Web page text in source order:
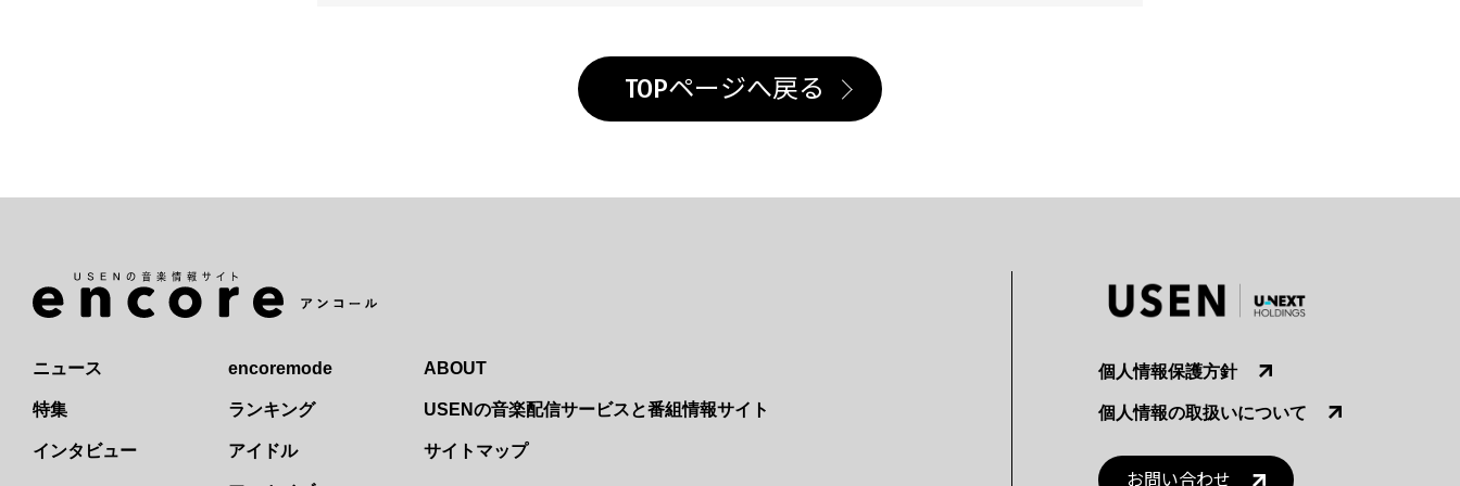
TOPページへ戻る
ニュース
特集
インタビュー
encoremode
ランキング
アイドル
ABOUT
USENの音楽配信サービスと番組情報サイト
サイトマップ
個人情報保護方針
個人情報の取扱いについて
お問い合わせ